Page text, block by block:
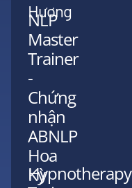
Hương
NLP
Master
Trainer
-
Chứng
nhận
ABNLP
Hoa
Kỳ
Hypnotherapy